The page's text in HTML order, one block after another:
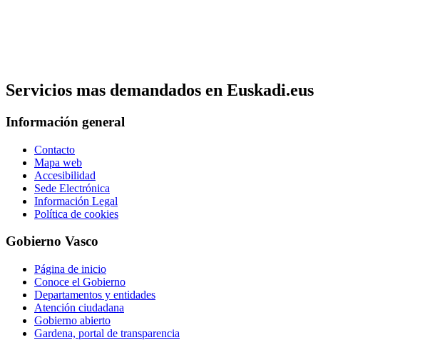
Servicios mas demandados en Euskadi.eus
Información general
Contacto
Mapa web
Accesibilidad
Sede Electrónica
Información Legal
Política de cookies
Gobierno Vasco
Página de inicio
Conoce el Gobierno
Departamentos y entidades
Atención ciudadana
Gobierno abierto
Gardena, portal de transparencia